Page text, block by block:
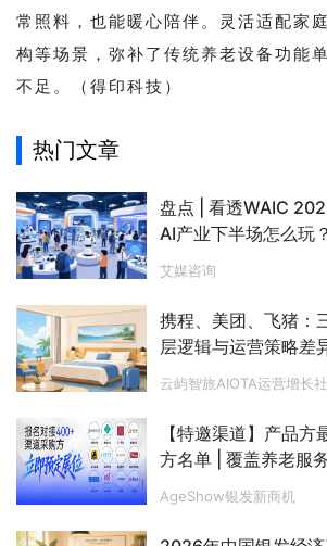
常照料，也能暖心陪伴。灵活适配家
构等场景，弥补了传统养老设备功能
不足。（得印科技）
热门文章
盘点 | 看透WAIC
AI产业下半场怎么玩？
艾媒咨询
携程、美团、飞猪：
层逻辑与运营策略差
云屿智旅AIOTA运营增长社
【特邀渠道】产品
方名单 | 覆盖养老服
私域、电视购物、文
售、银发出海等八大
AgeShow银发新商机